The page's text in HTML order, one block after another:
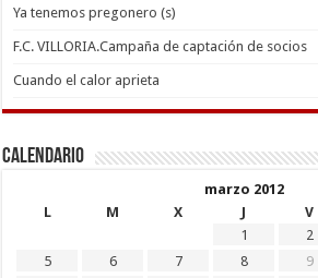
Ya tenemos pregonero (s)
F.C. VILLORIA.Campaña de captación de socios
Cuando el calor aprieta
Calendario
marzo 2012
L
M X J V
1
2
5
6 7 8 9